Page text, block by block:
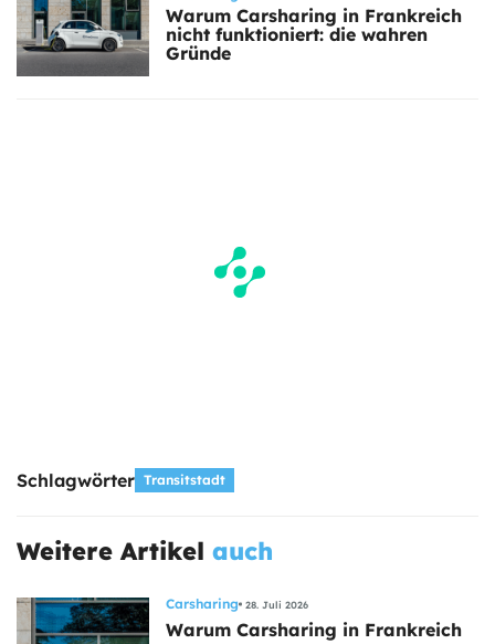
Warum Carsharing in Frankreich
nicht funktioniert: die wahren
Gründe
Schlagwörter Transitstadt
Weitere Artikel auch
Carsharing 28. Juli 2026
Warum Carsharing in Frankreich